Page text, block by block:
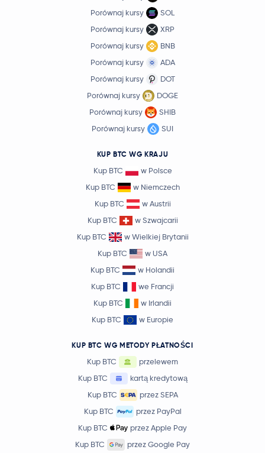
Porównaj kursy
SOL
Porównaj kursy
XRP
Porównaj kursy
BNB
Porównaj kursy
ADA
Porównaj kursy
DOT
Porównaj kursy
DOGE
Porównaj kursy
SHIB
Porównaj kursy
SUI
KUP BTC WG KRAJU
Kup BTC
w Polsce
Kup BTC
w Niemczech
Kup BTC
w Austrii
Kup BTC
w Szwajcarii
Kup BTC
w Wielkiej Brytanii
Kup BTC
w USA
Kup BTC
w Holandii
Kup BTC
we Francji
Kup BTC
w Irlandii
Kup BTC
w Europie
KUP BTC WG METODY PŁATNOŚCI
Kup BTC
przelewem
Kup BTC
kartą kredytową
Kup BTC
przez SEPA
Kup BTC
przez PayPal
Kup BTC
przez Apple Pay
Kup BTC
przez Google Pay